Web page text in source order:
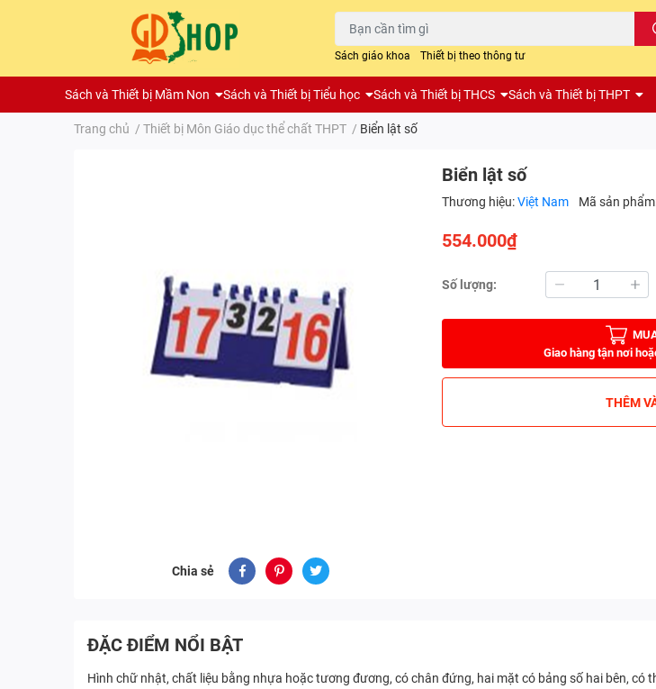
Sách giáo khoa Thiết bị theo thông tư
Sách và Thiết bị Mầm Non Sách và Thiết bị Tiểu học Sách và Thiết bị THCS Sách và Thiết bị THPT
Trang chủ / Thiết bị Môn Giáo dục thể chất THPT / Biển lật số
Chia sẻ
Biển lật số
Thương hiệu:Việt Nam Mã sản
554.000₫
Số lượng:
Giao hàng tận nơi
THÊM
ĐẶC ĐIỂM NỔI BẬT
Hình chữ nhật, chất liệu bằng nhựa hoặc tương đương, có chân đứng, hai mặt có bảng số hai bên,